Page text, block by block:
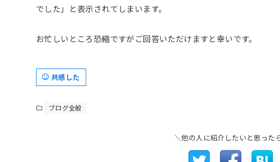
でした」と表示されてしまいます。
お忙しいところ恐縮ですがご回答いただけますと幸いです。
共感した
ブログ全般
＼他の人に紹介したいと思った